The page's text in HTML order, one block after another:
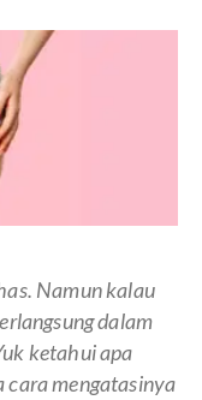
Namun kalau
dalam
ketahui apa
cara mengatasinya